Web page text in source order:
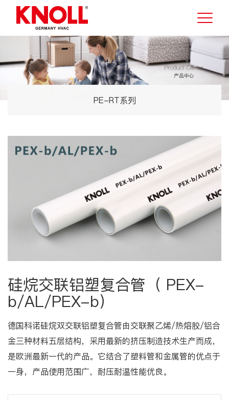
PE-RT系列
硅烷交联铝塑复合管（ PEX-
b/AL/PEX-b）
德国科诺硅烷双交联铝塑复合管由交联聚乙烯/热熔胶/铝合
金三种材料五层结构，采用最新的挤压制造技术生产而成，
是欧洲最新一代的产品。它结合了塑料管和金属管的优点于
一身，产品使用范围广，耐压耐温性能优良。